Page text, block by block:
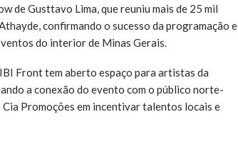
de Gusttavo Lima, que reuniu mais de 25 mil
confirmando o sucesso da programação e
do interior de Minas Gerais.
Front tem aberto espaço para artistas da
a conexão do evento com o público norte-
Promoções em incentivar talentos locais e